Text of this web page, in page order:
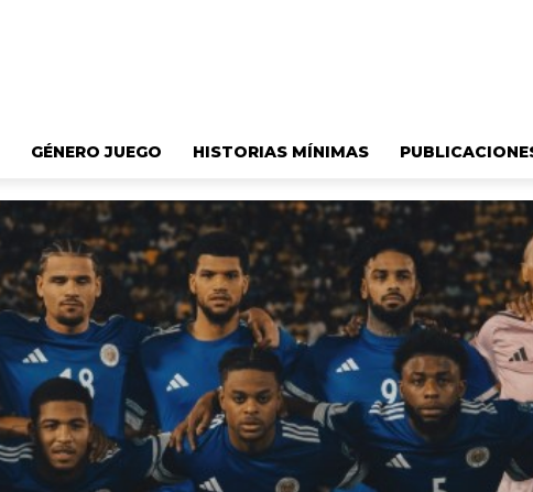
GÉNERO JUEGO HISTORIAS MÍNIMAS